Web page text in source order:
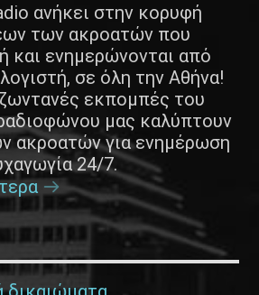
ανήκει στην κορυφή
των ακροατών που
και ενημερώνονται από
σε όλη την Αθήνα!
εκπομπές του
μας καλύπτουν
ακροατών για ενημέρωση
24/7.